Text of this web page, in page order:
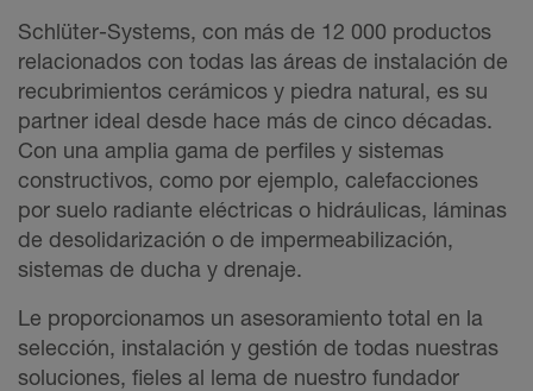
Schlüter-Systems, con más de 12 000 productos
relacionados con todas las áreas de instalación de
recubrimientos cerámicos y piedra natural, es su
partner ideal desde hace más de cinco décadas.
Con una amplia gama de perfiles y sistemas
constructivos, como por ejemplo, calefacciones
por suelo radiante eléctricas o hidráulicas, láminas
de desolidarización o de impermeabilización,
sistemas de ducha y drenaje.
Le proporcionamos un asesoramiento total en la
selección, instalación y gestión de todas nuestras
soluciones, fieles al lema de nuestro fundador